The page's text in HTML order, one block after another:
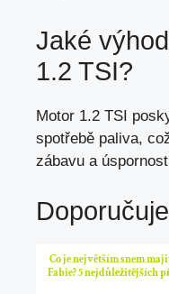
Jaké
1.2 TSI?
Motor 1.2 TSI
spotřebě paliva,
zábavu a
Co je největším snem
Fabie? 5 nejdůležitějších